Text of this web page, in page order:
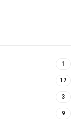
1
17
3
9